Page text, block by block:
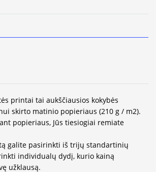
printai tai aukščiausios kokybės
skirto matinio popieriaus (210 g / m2).
popieriaus, Jūs tiesiogiai remiate
galite pasirinkti iš trijų standartinių
individualų dydį, kurio kainą
užklausą.